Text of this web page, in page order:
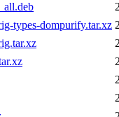
types-dompurify.tar.xz